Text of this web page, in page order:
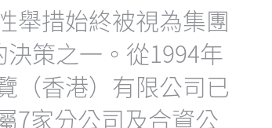
舉措始終被視為集團
策之一。從1994年
（香港）有限公司已
7家分公司及合資公